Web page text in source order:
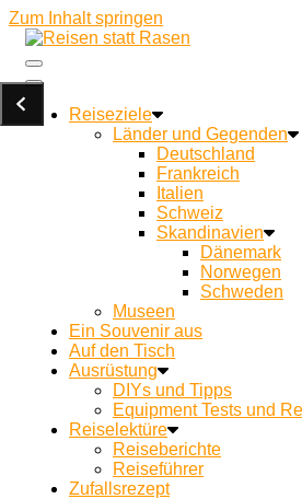
Zum Inhalt springen
Reisen statt Rasen
Reiseziele
Länder und Gegenden
Deutschland
Frankreich
Italien
Schweiz
Skandinavien
Dänemark
Norwegen
Schweden
Museen
Ein Souvenir aus
Auf den Tisch
Ausrüstung
DIYs und Tipps
Equipment Tests und
Reiselektüre
Reiseberichte
Reiseführer
Zufallsrezept